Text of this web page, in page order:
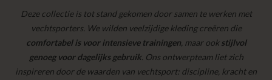
Deze collectie is tot stand gekomen door samen te werken met
vechtsporters. We wilden veelzijdige kleding creëren die
comfortabel is voor intensieve trainingen, maar ookstijlvol
genoeg voor dagelijks gebruik. Ons ontwerpteam liet zich
inspireren door de waarden van vechtsport: discipline, kracht en